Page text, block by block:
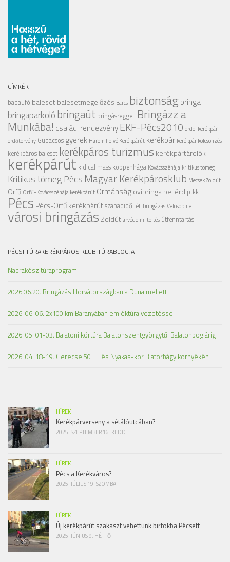
CÍMKÉK
babaufó balesetbalesetmegelőzés Barcs biztonságbringa
bringaparkolóbringaút bringásreggeli Bringázz a
Munkába! családi rendezvényEKF-Pécs2010 erdei kerékpár
erdőtörvény Gubacsos gyerek Három Folyó Kerékpárút kerékpár kerékpár kölcsönzés
kerékpáros baleset kerékpáros turizmus kerékpártárolók
kerékpárút kidical mass koppenhága Kovácsszénája kritikus tömeg
Kritikus tömeg PécsMagyar Kerékpárosklub Mecsek Zöldút
Orfű Orfű-Kovácsszénája kerékpárút Ormánságovibringapellérd ptkk
Pécs Pécs-Orfű kerékpárútszabadidő téli bringázásVelosophie
városi bringázás Zöldútárvédelmi töltés útfenntartás
PÉCSI TÚRAKERÉKPÁROS KLUB TÚRABLOGJA
Naprakész túraprogram
2026.06.20. Bringázás Horvátországban a Duna mellett
2026. 06. 06. 2x100 km Baranyában emléktúra vezetéssel
2026. 05. 01-03. Balatoni körtúra Balatonszentgyörgytől Balatonboglárig
2026. 04. 18-19. Gerecse 50 TT és Nyakas-kör Biatorbágy környékén
HÍREK
Kerékpárverseny a sétálóutcában?
2025. SZEPTEMBER 16. KEDD
HÍREK
Pécs a Kerékváros?
2025. JÚLIUS 19. SZOMBAT
HÍREK
Új kerékpárút szakaszt vehettünk birtokba Pécsett
2025. JÚNIUS 9. HÉTFŐ